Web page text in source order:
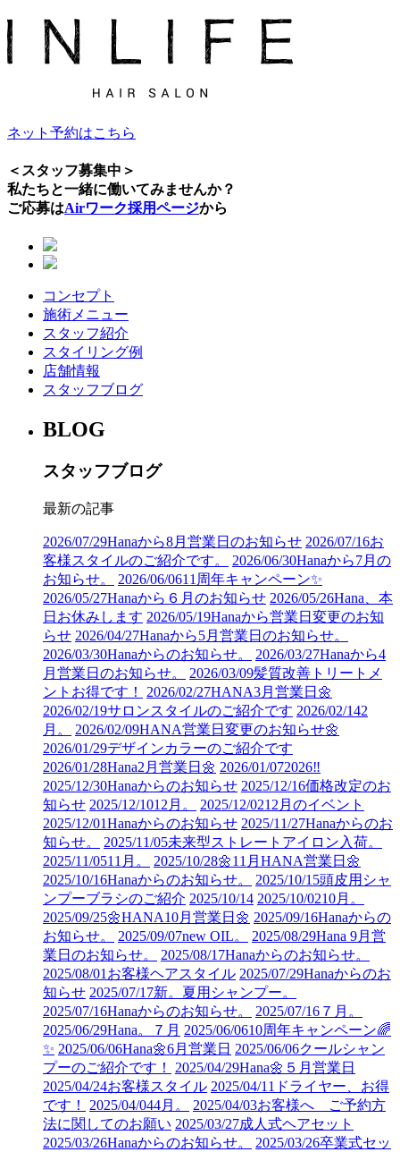
ネット予約はこちら
＜スタッフ募集中＞
私たちと一緒に働いてみませんか？
ご応募はAirワーク採用ページから
コンセプト
施術メニュー
スタッフ紹介
スタイリング例
店舗情報
スタッフブログ
BLOG
スタッフブログ
最新の記事
2026/07/29Hanaから8月営業日のお知らせ 2026/07/16お
客様スタイルのご紹介です。
2026/06/30Hanaから7月の
お知らせ。
2026/06/0611周年キャンペーン✨
2026/05/27Hanaから６月のお知らせ 2026/05/26Hana、本
日お休みします 2026/05/19Hanaから営業日変更のお知
らせ 2026/04/27Hanaから5月営業日のお知らせ。
2026/03/30Hanaからのお知らせ。 2026/03/27Hanaから4
月営業日のお知らせ。
2026/03/09髪質改善トリートメ
ントお得です！
2026/02/27HANA3月営業日🌼
2026/02/19サロンスタイルのご紹介です 2026/02/142
月。
2026/02/09HANA営業日変更のお知らせ🌼
2026/01/29デザインカラーのご紹介です
2026/01/28Hana2月営業日🌼 2026/01/072026‼︎
2025/12/30Hanaからのお知らせ 2025/12/16価格改定のお
知らせ 2025/12/1012月。 2025/12/0212月のイベント
2025/12/01Hanaからのお知らせ 2025/11/27Hanaからのお
知らせ。
2025/11/05未来型ストレートアイロン入荷。
2025/11/0511月。 2025/10/28🌼11月HANA営業日🌼
2025/10/16Hanaからのお知らせ。 2025/10/15頭皮用シャ
ンプーブラシのご紹介 2025/10/14 2025/10/0210月。
2025/09/25🌼HANA10月営業日🌼 2025/09/16Hanaからの
お知らせ。
2025/09/07new OIL。 2025/08/29Hana 9月営
業日のお知らせ。
2025/08/17Hanaからのお知らせ。
2025/08/01 お客様ヘアスタイル 2025/07/29Hanaからのお
知らせ 2025/07/17新。夏用シャンプー。
2025/07/16Hanaからのお知らせ。 2025/07/16 ７月。
2025/06/29Hana。７月 2025/06/0610周年キャンペーン🌈
✨ 2025/06/06Hana🌼6月営業日 2025/06/06クールシャン
プーのご紹介です！
2025/04/29Hana🌼５月営業日
2025/04/24お客様スタイル 2025/04/11 ドライヤー、お得
です！
2025/04/044月。 2025/04/03お客様へ ご予約方
法に関してのお願い 2025/03/27成人式ヘアセット
2025/03/26Hanaからのお知らせ。 2025/03/26卒業式セッ